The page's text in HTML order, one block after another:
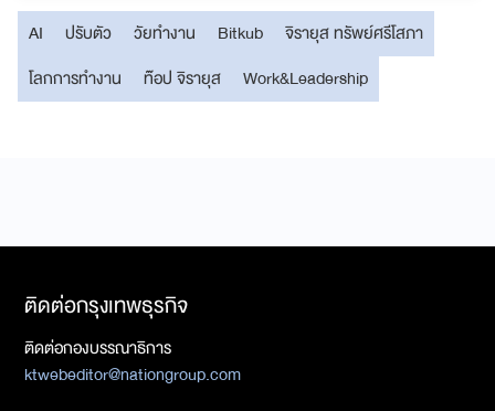
AI ปรับตัว วัยทำงาน Bitkub
จิรายุส ทรัพย์ศรีโสภา
โลกการทำงาน
ท๊อป จิรายุส Work&Leadership
ติดต่อกรุงเทพธุรกิจ
ติดต่อกองบรรณาธิการ
ktwebeditor@nationgroup.com